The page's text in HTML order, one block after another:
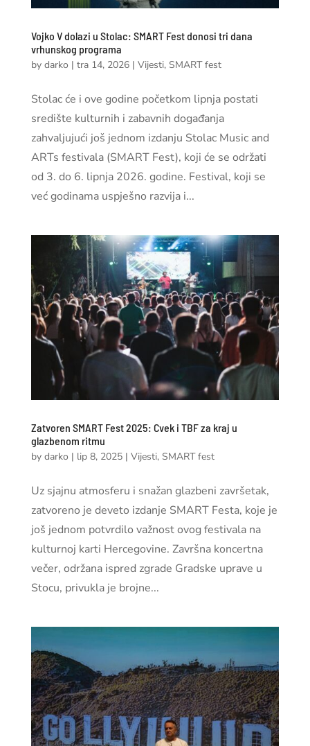
Vojko V dolazi u Stolac: SMART Fest donosi tri dana
vrhunskog programa
by darko | tra 14, 2026| Vijesti, SMART fest
Stolac će i ove godine početkom lipnja postati
središte kulturnih i zabavnih događanja
zahvaljujući još jednom izdanju Stolac Music and
ARTs festivala (SMART Fest), koji će se održati
od 3. do 6. lipnja 2026. godine. Festival, koji se
već godinama uspješno razvija i...
Zatvoren SMART Fest 2025: Cvek i TBF za kraj u
glazbenom ritmu
by darko | lip 8, 2025| Vijesti, SMART fest
Uz sjajnu atmosferu i snažan glazbeni završetak,
zatvoreno je deveto izdanje SMART Festa, koje je
još jednom potvrdilo važnost ovog festivala na
kulturnoj karti Hercegovine. Završna koncertna
večer, održana ispred zgrade Gradske uprave u
Stocu, privukla je brojne...